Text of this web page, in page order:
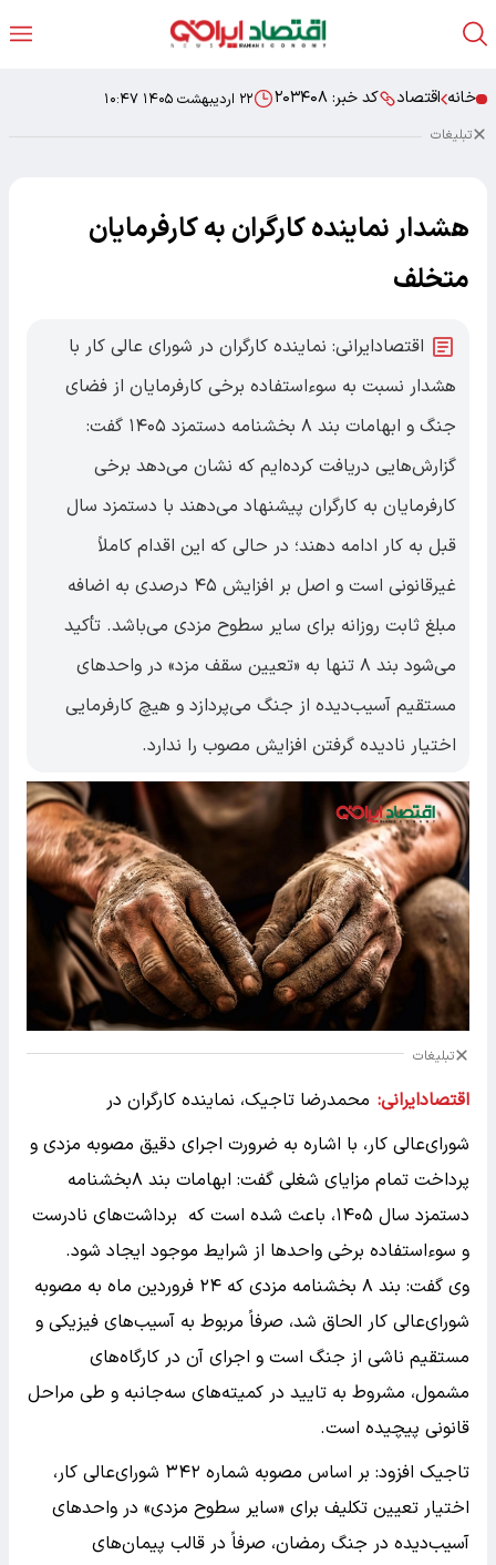
خانه اقتصاد کد خبر: ۲۰۳۴۰۸ ۲۲ اردیبهشت ۱۴۰۵ ۱۰:۴۷
تبلیغات
هشدار نماینده کارگران به کارفرمایان
متخلف
اقتصادایرانی: نماینده کارگران در شورای عالی کار با
هشدار نسبت به سوءاستفاده برخی کارفرمایان از فضای
جنگ و ابهامات بند ۸ بخشنامه دستمزد ۱۴۰۵ گفت:
گزارش‌هایی دریافت کرده‌ایم که نشان می‌دهد برخی
کارفرمایان به کارگران پیشنهاد می‌دهند با دستمزد سال
قبل به کار ادامه دهند؛ در حالی که این اقدام کاملاً
غیرقانونی است و اصل بر افزایش ۴۵ درصدی به اضافه
مبلغ ثابت روزانه برای سایر سطوح مزدی می‌باشد. تأکید
می‌شود بند ۸ تنها به «تعیین سقف مزد» در واحدهای
مستقیم آسیب‌دیده از جنگ می‌پردازد و هیچ کارفرمایی
اختیار نادیده گرفتن افزایش مصوب را ندارد.
تبلیغات
اقتصادایرانی: محمدرضا تاجیک، نماینده کارگران در
شورای‌عالی کار، با اشاره به ضرورت اجرای دقیق مصوبه مزدی و
پرداخت تمام مزایای شغلی گفت: ابهامات بند ۸بخشنامه
دستمزد سال ۱۴۰۵، باعث شده است که برداشت‌های نادرست
و سوءاستفاده برخی واحدها از شرایط موجود ایجاد شود.
وی گفت: بند ۸ بخشنامه مزدی که ۲۴ فروردین ماه به مصوبه
شورای‌عالی کار الحاق شد، صرفاً مربوط به آسیب‌های فیزیکی و
مستقیم ناشی از جنگ است و اجرای آن در کارگاه‌های
مشمول، مشروط به تایید در کمیته‌های سه‌جانبه و طی مراحل
قانونی پیچیده است.
تاجیک افزود: بر اساس مصوبه شماره ۳۴۲ شورای‌عالی کار،
اختیار تعیین تکلیف برای «سایر سطوح مزدی» در واحدهای
آسیب‌دیده در جنگ رمضان، صرفاً در قالب پیمان‌های